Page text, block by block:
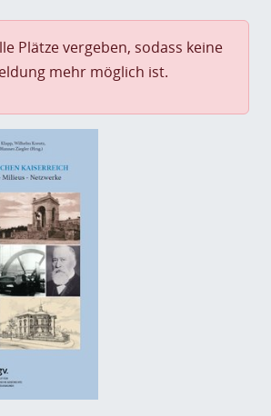
Plätze vergeben, sodass keine
mehr möglich ist.